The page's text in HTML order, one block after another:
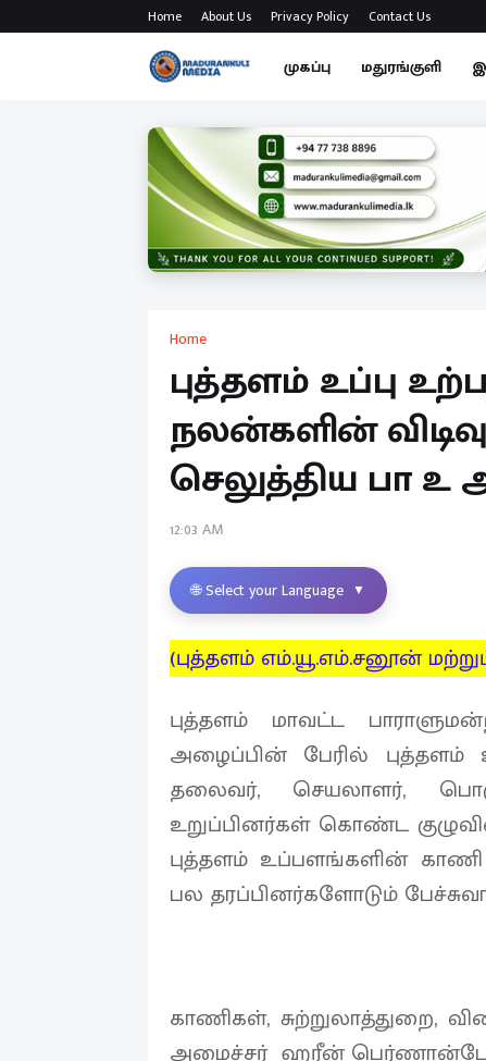
Home About Us Privacy Policy Contact Us
முகப்பு மதுரங்குளி
Home
புத்தளம் உப்பு
நலன்களின்
செலுத்திய பா உ
12:03 AM
🌐 Select your Language ▼
(புத்தளம் எம்.யூ.எம்.சனூன்
புத்தளம் மாவட்ட
அழைப்பின் பேரில் புத்தளம்
தலைவர், செயலாளர்,
உறுப்பினர்கள் கொண்ட
புத்தளம் உப்பளங்களின் காணி
பல தரப்பினர்களோடும்
காணிகள், சுற்றுலாத்துறை,
அமைச்சர் ஹரீன் பெர்ணான்டோ,